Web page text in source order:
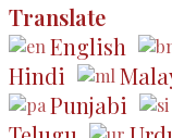
Translate
English
Hindi
Punjabi